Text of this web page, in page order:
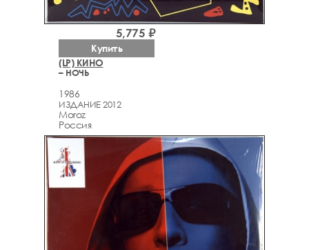
(LP) КИНО
– НОЧЬ
1986
ИЗДАНИЕ 2012
Moroz
Россия
5,775 ₽
Купить